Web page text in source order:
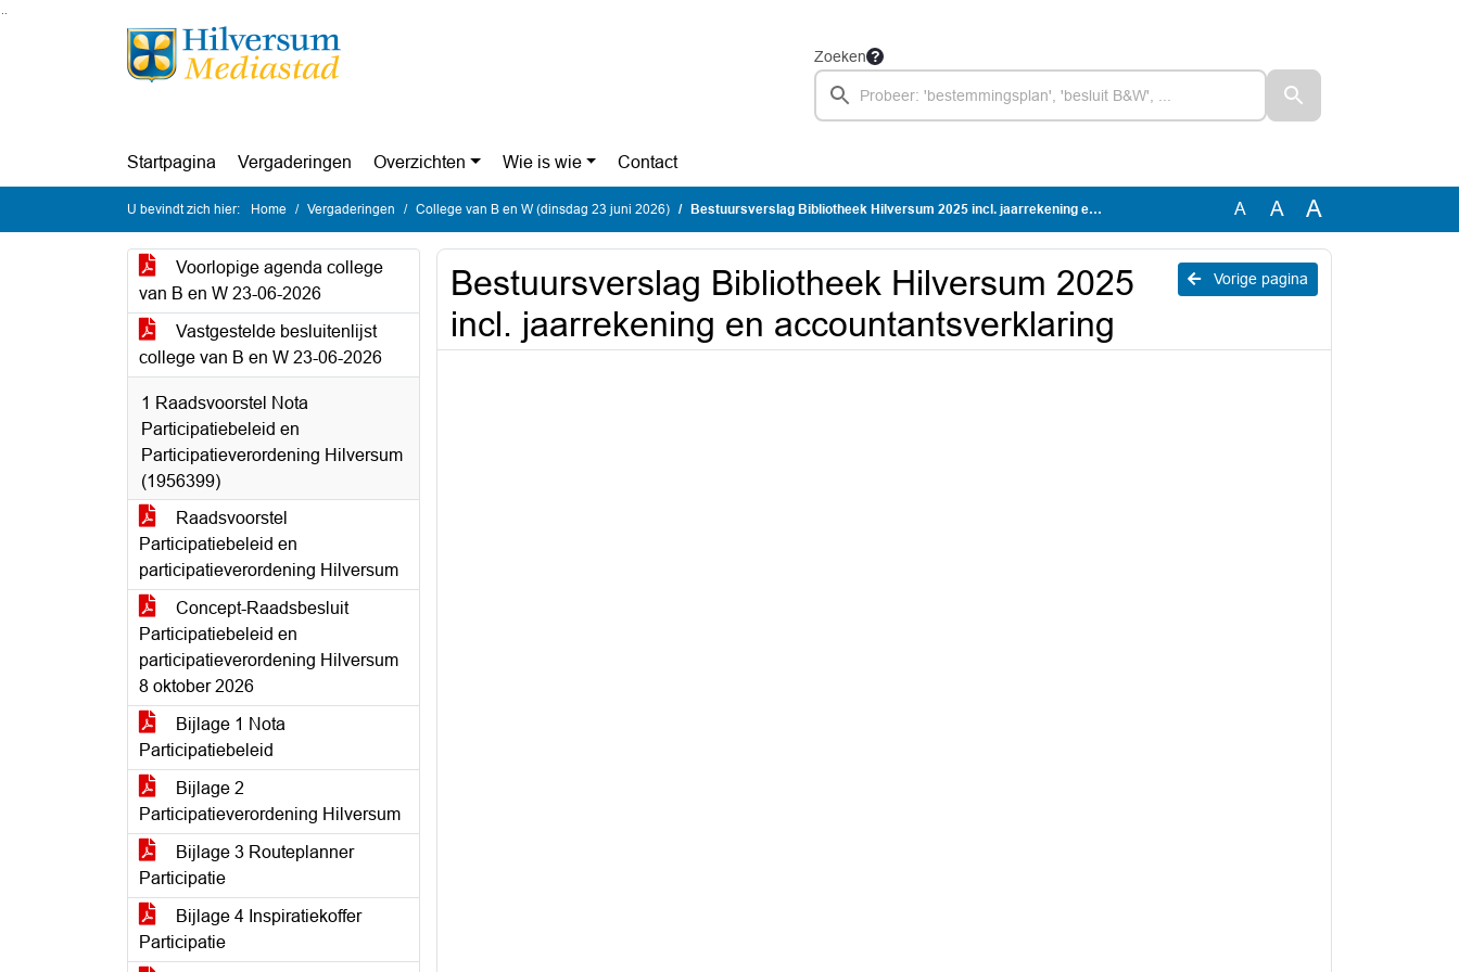
Ga naar de inhoud van deze pagina
Ga naar het zoeken
Ga naar het menu
Zoeken
Startpagina Vergaderingen Overzichten Wie is wie Contact
U bevindt zich hier: Home Vergaderingen College van B en W (dinsdag 23 juni 2026) Bestuursverslag Bibliotheek Hilversum 2025 incl. jaarrekening en accountantsverklaring A A A
Voorlopige agenda college
van B en W 23-06-2026
Vastgestelde besluitenlijst
college van B en W 23-06-2026
1 Raadsvoorstel Nota
Participatiebeleid en
Participatieverordening Hilversum
(1956399)
Raadsvoorstel
Participatiebeleid en
participatieverordening Hilversum
Concept-Raadsbesluit
Participatiebeleid en
participatieverordening Hilversum
8 oktober 2026
Bijlage 1 Nota
Participatiebeleid
Bijlage 2
Participatieverordening Hilversum
Bijlage 3 Routeplanner
Participatie
Bijlage 4 Inspiratiekoffer
Participatie
Vorige pagina
Bestuursverslag Bibliotheek Hilversum 2025
incl. jaarrekening en accountantsverklaring